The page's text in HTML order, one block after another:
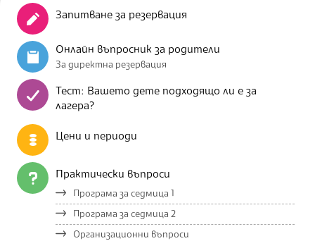
Запитване за резервация
Онлайн въпросник за родители
За директна резервация
Тест: Вашето дете подходящо ли е за
лагера?
Цени и периоди
Практически въпроси
Програма за седмица 1
Програма за седмица 2
Организационни въпроси